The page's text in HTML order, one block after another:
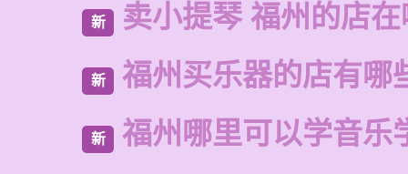
新 卖小提琴 福州的店
新 福州买乐器的店有哪
新 福州哪里可以学音乐